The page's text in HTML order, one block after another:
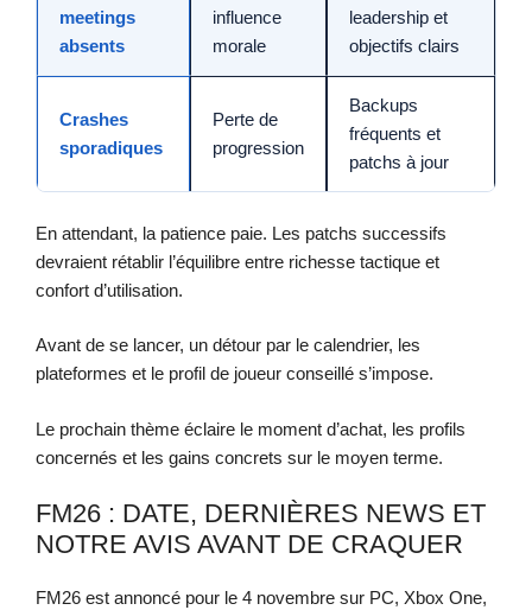
meetings
absents
influence
morale
leadership et
objectifs clairs
Crashes
sporadiques
Perte de
progression
Backups
fréquents et
patchs à jour
En attendant, la patience paie. Les patchs successifs
devraient rétablir l’équilibre entre richesse tactique et
confort d’utilisation.
Avant de se lancer, un détour par le calendrier, les
plateformes et le profil de joueur conseillé s’impose.
Le prochain thème éclaire le moment d’achat, les profils
concernés et les gains concrets sur le moyen terme.
FM26 : DATE, DERNIÈRES NEWS ET
NOTRE AVIS AVANT DE CRAQUER
FM26 est annoncé pour le 4 novembre sur PC, Xbox One,